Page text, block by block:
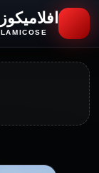
افلاميكوز